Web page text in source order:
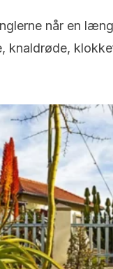
når en
knaldrøde,